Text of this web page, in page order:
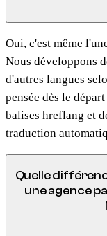
Oui, c'est même
Nous développons
d'autres langues
pensée dès le
balises hreflang et
traduction
Quelle
une agence